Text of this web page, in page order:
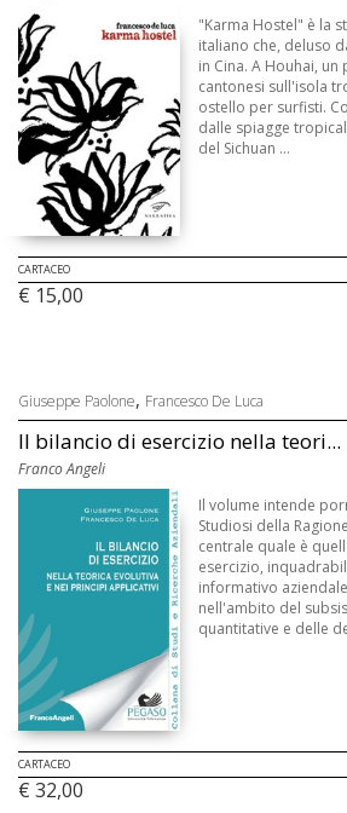
"Karma Hostel" è la
italiano che, deluso
in Cina. A Houhai,
cantonesi sull'isola
ostello per surfisti.
dalle spiagge
del Sichuan ...
CARTACEO
€ 15,00
Giuseppe Paolone, Francesco De Luca
Il bilancio di esercizio nella teori...
Franco Angeli
Il volume intende
Studiosi della
centrale quale è
esercizio,
informativo
nell'ambito del
quantitative e delle
CARTACEO
€ 32,00